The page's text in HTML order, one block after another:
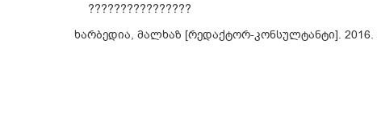
????????????????
ხარბედია, მალხაზ [რედაქტორ-კონსულტანტი]. 2016.